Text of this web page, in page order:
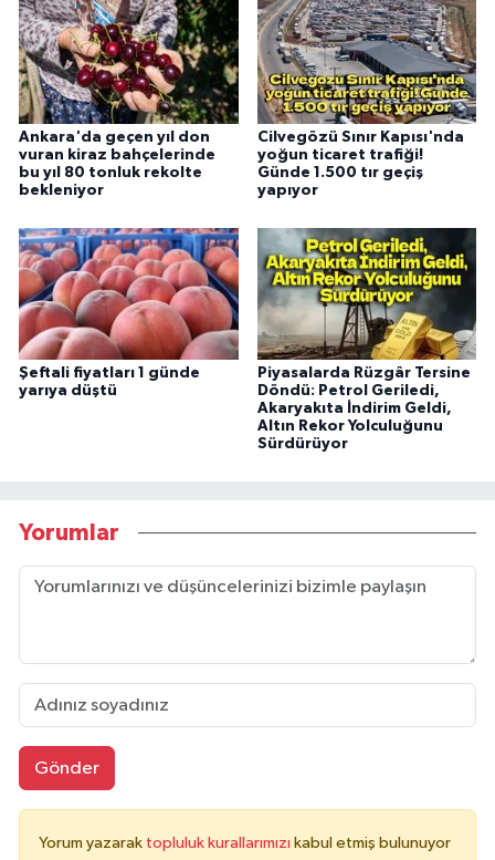
Ankara'da geçen yıl don
vuran kiraz bahçelerinde
bu yıl 80 tonluk rekolte
bekleniyor
Cilvegözü Sınır Kapısı'nda
yoğun ticaret trafiği!
Günde 1.500 tır geçiş
yapıyor
Şeftali fiyatları 1 günde
yarıya düştü
Piyasalarda Rüzgâr Tersine
Döndü: Petrol Geriledi,
Akaryakıta İndirim Geldi,
Altın Rekor Yolculuğunu
Sürdürüyor
Yorumlar
Gönder
Yorum yazarak topluluk kurallarımızı kabul etmiş bulunuyor